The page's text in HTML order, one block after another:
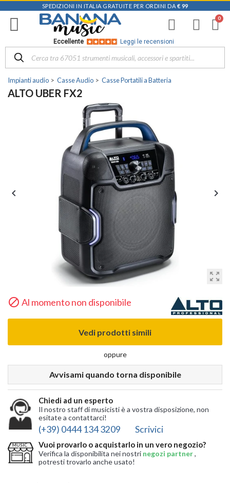
SPEDIZIONI IN ITALIA GRATUITE PER ORDINI DA € 99
Eccellente Leggi le recensioni
Impianti audio Casse Audio Casse Portatili a Batteria
ALTO UBER FX2
zoom_out_map
 
 Al momento non disponibile
Vedi prodotti simili
oppure
Avvisami quando torna disponibile
Chiedi ad un esperto
Il nostro staff di musicisti è a vostra disposizione, non
esitate a contattarci!
(+39) 0444 134 3209 Scrivici
Vuoi provarlo o acquistarlo in un vero negozio?
Verifica la disponibilita nei nostri negozi partner,
potresti trovarlo anche usato!